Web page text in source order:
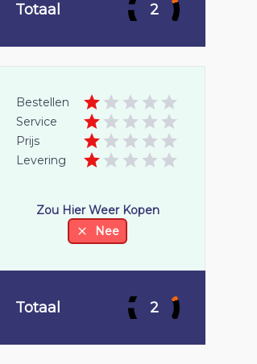
Totaal 2
Bestellen
Service
Prijs
Levering
Zou Hier Weer Kopen
Nee
Totaal 2